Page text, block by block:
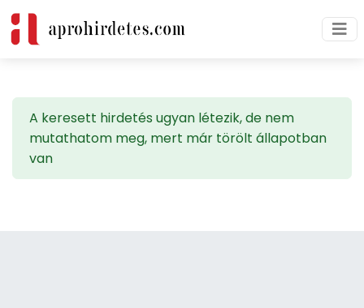
A keresett hirdetés ugyan létezik, de nem
mutathatom meg, mert már törölt állapotban
van